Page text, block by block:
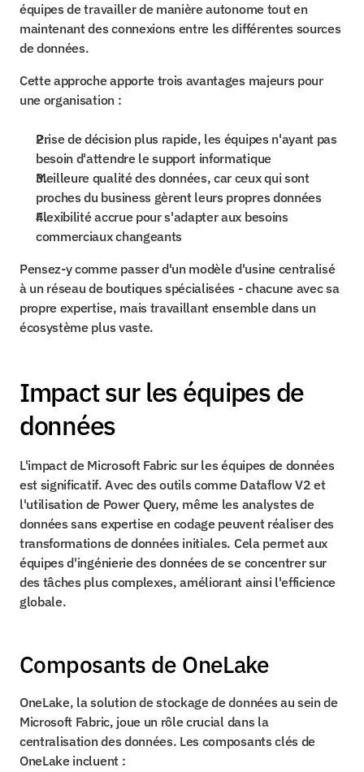
équipes de travailler de manière autonome tout en
maintenant des connexions entre les différentes sources
de données.
Cette approche apporte trois avantages majeurs pour
une organisation :
Prise de décision plus rapide, les équipes n'ayant pas
besoin d'attendre le support informatique
Meilleure qualité des données, car ceux qui sont
proches du business gèrent leurs propres données
Flexibilité accrue pour s'adapter aux besoins
commerciaux changeants
Pensez-y comme passer d'un modèle d'usine centralisé
à un réseau de boutiques spécialisées - chacune avec sa
propre expertise, mais travaillant ensemble dans un
écosystème plus vaste.
Impact sur les équipes de
données
L'impact de Microsoft Fabric sur les équipes de données
est significatif. Avec des outils comme Dataflow V2 et
l'utilisation de Power Query, même les analystes de
données sans expertise en codage peuvent réaliser des
transformations de données initiales. Cela permet aux
équipes d'ingénierie des données de se concentrer sur
des tâches plus complexes, améliorant ainsi l'efficience
globale.
Composants de OneLake
OneLake, la solution de stockage de données au sein de
Microsoft Fabric, joue un rôle crucial dans la
centralisation des données. Les composants clés de
OneLake incluent :